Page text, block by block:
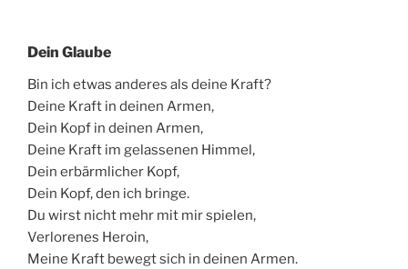
Dein Glaube
Bin ich etwas anderes als deine Kraft?
Deine Kraft in deinen Armen,
Dein Kopf in deinen Armen,
Deine Kraft im gelassenen Himmel,
Dein erbärmlicher Kopf,
Dein Kopf, den ich bringe.
Du wirst nicht mehr mit mir spielen,
Verlorenes Heroin,
Meine Kraft bewegt sich in deinen Armen.